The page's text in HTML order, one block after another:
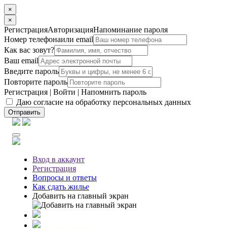
×
×
РегистрацияАвторизацияНапоминание пароля
Номер телефонаили email
Как вас зовут?
Ваш email
Введите пароль
Повторите пароль
Регистрация | Войти | Напомнить пароль
Даю согласие на обработку персональных данных
Отправить
Вход в аккаунт
Регистрация
Вопросы и ответы
Как сдать жилье
Добавить на главный экран